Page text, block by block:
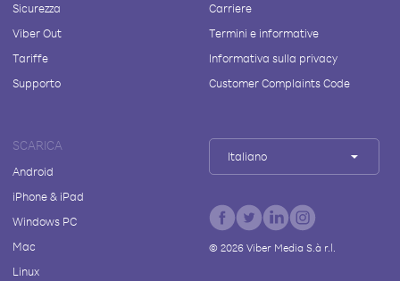
Sicurezza
Viber Out
Tariffe
Supporto
Carriere
Termini e informative
Informativa sulla privacy
Customer Complaints Code
SCARICA
Android
iPhone & iPad
Windows PC
Mac
Linux
Italiano
© 2026Viber Media S.à r.l.